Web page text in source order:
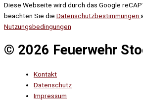
Diese Webseite wird durch das Google
beachten Sie die Datenschutzbestimmungen
Nutzungsbedingungen
© 2026 Feuerwehr
Kontakt
Datenschutz
Impressum